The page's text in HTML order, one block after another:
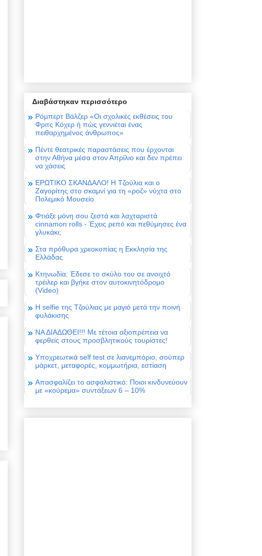
Διαβάστηκαν περισσότερο
Ρόμπερτ Βάλζερ «Οι σχολικές εκθέσεις του
Φριτς Κόχερ ή πώς γεννιέται ένας
πειθαρχημένος άνθρωπος»
Πέντε θεατρικές παραστάσεις που έρχονται
στην Αθήνα μέσα στον Απρίλιο και δεν πρέπει
να χάσεις
ΕΡΩΤΙΚΟ ΣΚΑΝΔΑΛΟ! Η Τζούλια και ο
Ζαγορίτης στο σκαμνί για τη «ροζ» νύχτα στο
Πολεμικό Μουσείο
Φτιάξε μόνη σου ζεστά και λαχταριστά
cinnamon rolls - Έχεις ρεπό και πεθύμησες ένα
γλυκάκι;
Στα πρόθυρα χρεοκοπίας η Εκκλησία της
Ελλάδας
Κτηνωδία: Έδεσε το σκύλο του σε ανοιχτό
τρέιλερ και βγήκε στον αυτοκινητόδρομο
(Video)
Η selfie της Τζούλιας με μαγιό μετά την ποινή
φυλάκισης
ΝΑ ΔΙΑΔΩΘΕΙ!!! Με τέτοια αξιοπρέπεια να
φερθείς στους προσβλητικούς τουρίστες!
Υποχρεωτικά self test σε λιανεμπόριο, σούπερ
μάρκετ, μεταφορές, κομμωτήρια, εστίαση
Απασφαλίζει το ασφαλιστικό: Ποιοι κινδυνεύουν
με «κούρεμα» συντάξεων 6 – 10%